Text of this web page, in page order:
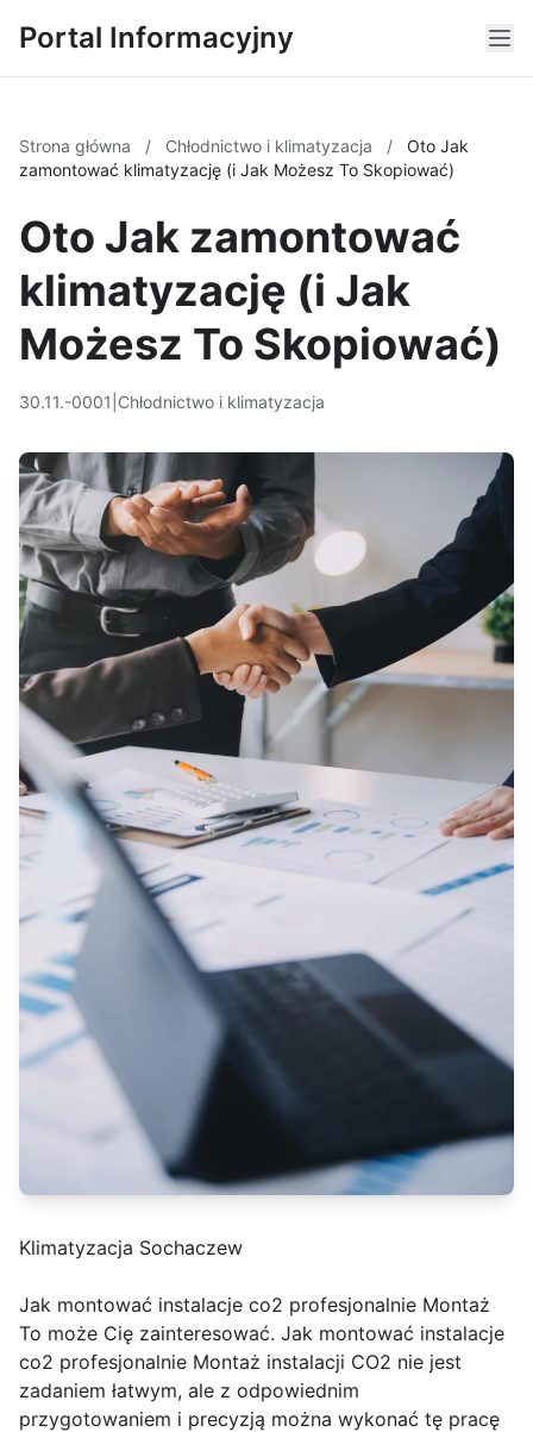
Portal Informacyjny
Strona główna / Chłodnictwo i klimatyzacja /
Oto Jak
zamontować klimatyzację (i Jak Możesz To Skopiować)
Oto Jak zamontować
klimatyzację (i Jak
Możesz To Skopiować)
30.11.-0001 Chłodnictwo i klimatyzacja
Klimatyzacja Sochaczew
Jak montować instalacje co2 profesjonalnie Montaż
To może Cię zainteresować. Jak montować instalacje
co2 profesjonalnie Montaż instalacji CO2 nie jest
zadaniem łatwym, ale z odpowiednim
przygotowaniem i precyzją można wykonać tę pracę